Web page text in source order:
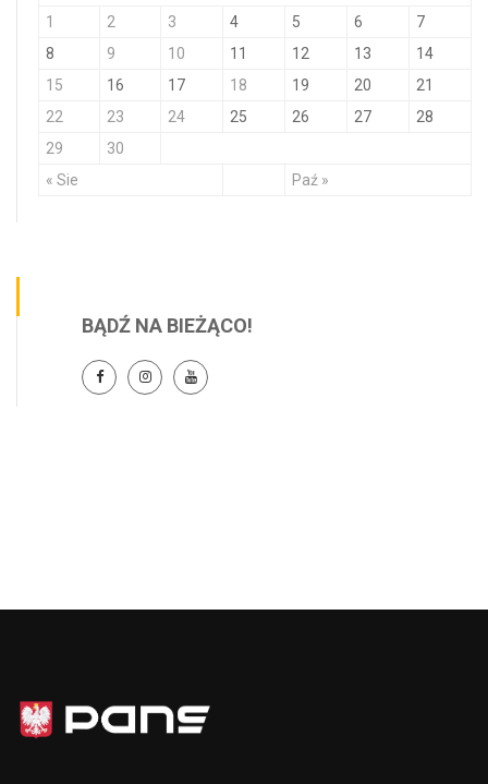
« Sie Paź »
1 2 3 4 5 6
7
8
9 10 11 12 13
14
15
16 17 18 19 20
21
22
23 24 25 26 27
28
29
30
BĄDŹ NA BIEŻĄCO!